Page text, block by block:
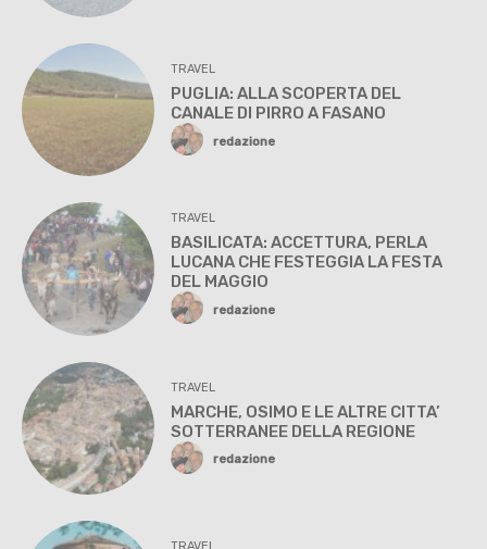
TRAVEL
PUGLIA: ALLA SCOPERTA DEL
CANALE DI PIRRO A FASANO
redazione
TRAVEL
BASILICATA: ACCETTURA, PERLA
LUCANA CHE FESTEGGIA LA FESTA
DEL MAGGIO
redazione
TRAVEL
MARCHE, OSIMO E LE ALTRE CITTA’
SOTTERRANEE DELLA REGIONE
redazione